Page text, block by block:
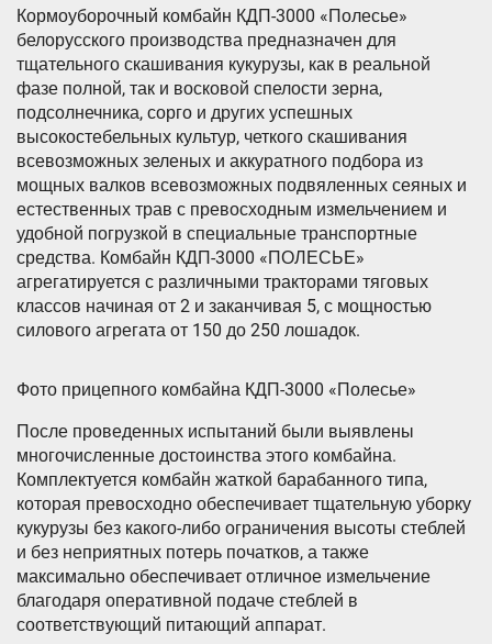
Кормоуборочный комбайн КДП-3000 «Полесье»
белорусского производства предназначен для
тщательного скашивания кукурузы, как в реальной
фазе полной, так и восковой спелости зерна,
подсолнечника, сорго и других успешных
высокостебельных культур, четкого скашивания
всевозможных зеленых и аккуратного подбора из
мощных валков всевозможных подвяленных сеяных и
естественных трав с превосходным измельчением и
удобной погрузкой в специальные транспортные
средства. Комбайн КДП-3000 «ПОЛЕСЬЕ»
агрегатируется с различными тракторами тяговых
классов начиная от 2 и заканчивая 5, с мощностью
силового агрегата от 150 до 250 лошадок.
Фото прицепного комбайна КДП-3000 «Полесье»
После проведенных испытаний были выявлены
многочисленные достоинства этого комбайна.
Комплектуется комбайн жаткой барабанного типа,
которая превосходно обеспечивает тщательную уборку
кукурузы без какого-либо ограничения высоты стеблей
и без неприятных потерь початков, а также
максимально обеспечивает отличное измельчение
благодаря оперативной подаче стеблей в
соответствующий питающий аппарат.